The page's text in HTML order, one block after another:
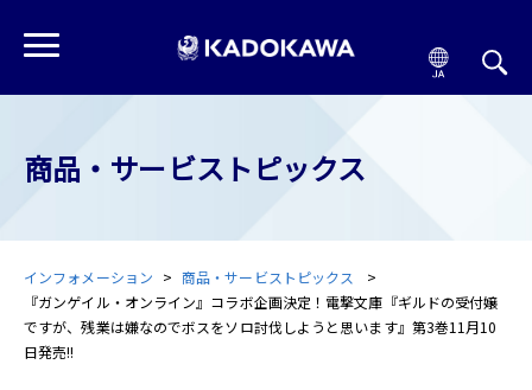
商品・サービストピックス
インフォメーション
商品・サービストピックス
『ガンゲイル・オンライン』コラボ企画決定！電撃文庫『ギルドの受付嬢
ですが、残業は嫌なのでボスをソロ討伐しようと思います』第3巻11月10
日発売!!